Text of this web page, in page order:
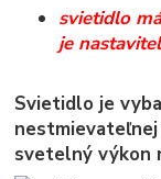
svietidlo
je
Svietidlo je
svetelný výkon